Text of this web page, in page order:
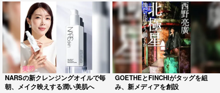
NARSの新クレンジングオイルで毎
朝、メイク映えする潤い美肌へ
GOETHEとFINCHIがタッグを組
み、新メディアを創設